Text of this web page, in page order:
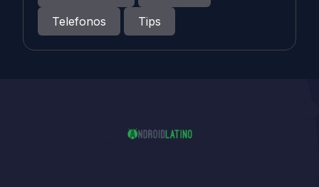
Telefonos
Tips